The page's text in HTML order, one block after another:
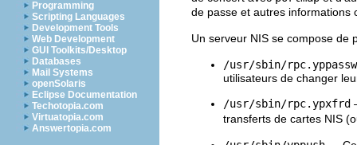
Programming
Scripting Languages
Development Tools
Web Development
GUI Toolkits/Desktop
Databases
Mail Systems
openSolaris
Eclipse Documentation
Techotopia.com
Virtuatopia.com
Answertopia.com
de passe et autres
Un serveur NIS se compose
/usr/sbin/
utilisateurs de changer
/usr/sbin/rpc.ypxfrd
transferts de cartes NIS